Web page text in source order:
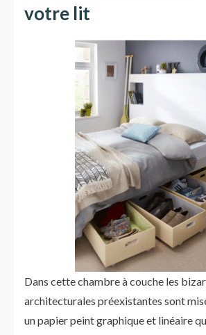
votre lit
Dans cette chambre à couche les
architecturales préexistantes sont
un papier peint graphique et linéaire